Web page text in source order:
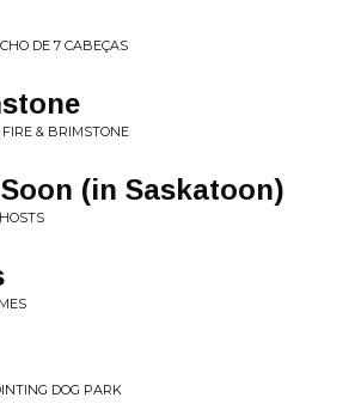
DE 7 CABEÇAS
& BRIMSTONE
(in Saskatoon)
DOG PARK